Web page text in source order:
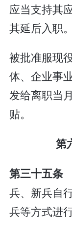
应当支持其
其延后入职。
被批准服现
体、企业事
发给离职当
贴。
第
第三十五条
兵、新兵自
兵等方式进行